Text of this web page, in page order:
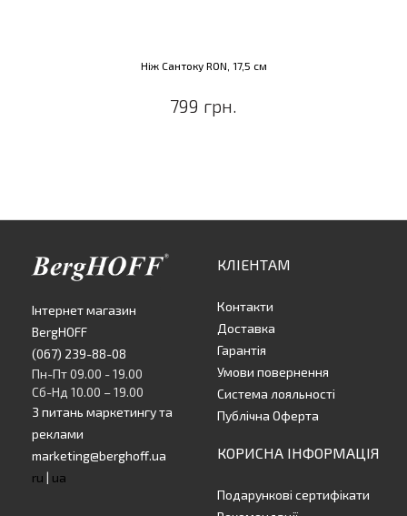
Ніж Cантоку RON, 17,5 см
799 грн.
Інтернет магазин
BergHOFF
(067) 239-88-08
Пн-Пт 09.00 - 19.00
Сб-Нд 10.00 – 19.00
З питань маркетингу та
реклами
marketing@berghoff.ua
ru | ua
КЛІЕНТАМ
Контакти
Доставка
Гарантія
Умови повернення
Система лояльності
Публічна Оферта
КОРИСНА ІНФОРМАЦІЯ
Подарункові сертифікати